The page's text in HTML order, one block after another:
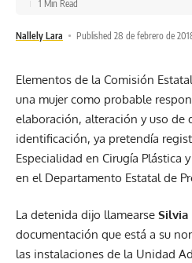
Nallely Lara Published 28 de febrero de
1 Min Read
Elementos de la Comisión
una mujer como probable
elaboración, alteración y uso de
identificación, ya pretendía
Especialidad en Cirugía Plástica
en el Departamento Estatal de
La detenida dijo llamearse Silvia
documentación que está a su
las instalaciones de la Unidad